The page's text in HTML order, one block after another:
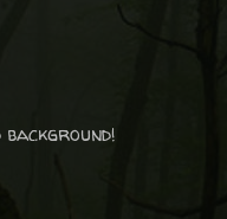
background!